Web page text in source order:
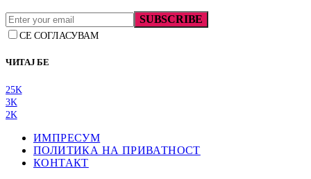
SUBSCRIBE
СЕ СОГЛАСУВАМ
ЧИТАЈ БЕ
25K
3K
2K
ИМПРЕСУМ
ПОЛИТИКА НА ПРИВАТНОСТ
КОНТАКТ